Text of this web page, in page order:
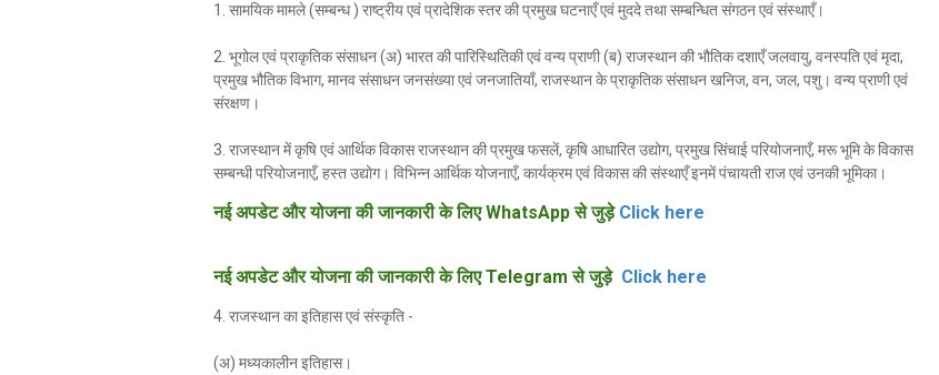
1. सामयिक मामले (सम्बन्ध ) राष्ट्रीय एवं प्रादेशिक स्तर की प्रमुख घटनाएँ एवं मुददे तथा सम्बन्धित संगठन एवं संस्थाएँ।
2. भूगोल एवं प्राकृतिक संसाधन (अ) भारत की पारिस्थितिकी एवं वन्य प्राणी (ब) राजस्थान की भौतिक दशाएँ जलवायु, वनस्पति एवं मृदा,
प्रमुख भौतिक विभाग, मानव संसाधन जनसंख्या एवं जनजातियाँ, राजस्थान के प्राकृतिक संसाधन खनिज, वन, जल, पशु। वन्य प्राणी एवं
संरक्षण।
3. राजस्थान में कृषि एवं आर्थिक विकास राजस्थान की प्रमुख फसलें, कृषि आधारित उद्योग, प्रमुख सिंचाई परियोजनाएँ, मरू भूमि के विकास
सम्बन्धी परियोजनाएँ, हस्त उद्योग। विभिन्न आर्थिक योजनाएँ, कार्यक्रम एवं विकास की संस्थाएँ इनमें पंचायती राज एवं उनकी भूमिका।
नई अपडेट और योजना की जानकारी के लिए WhatsApp से जुड़ेClick here
नई अपडेट और योजना की जानकारी के लिए Telegram से जुड़ेClick here
4. राजस्थान का इतिहास एवं संस्कृति -
(अ) मध्यकालीन इतिहास।